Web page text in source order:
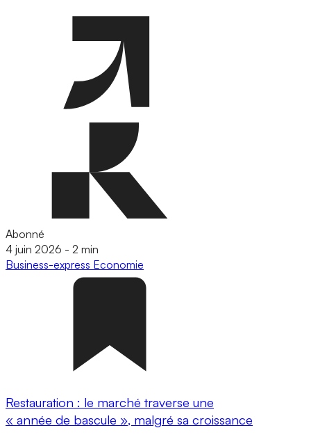
Abonné
4 juin 2026 - 2 min
Business-express Economie
Restauration : le marché traverse une
« année de bascule », malgré sa croissance